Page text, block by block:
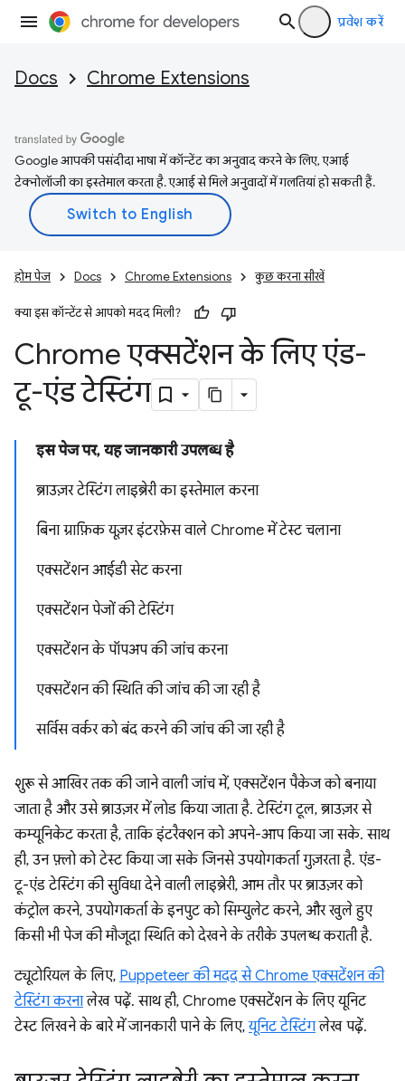
प्रवेश करें
Docs Chrome Extensions
Google आपकी पसंदीदा भाषा में कॉन्टेंट का अनुवाद करने के लिए, एआई
टेक्नोलॉजी का इस्तेमाल करता है. एआई से मिले अनुवादों में गलतियां हो सकती हैं.
होम पेज Docs Chrome Extensions कुछ करना सीखें
क्या इस कॉन्टेंट से आपको मदद मिली?
Chrome एक्सटेंशन के लिए एंड-
टू-एंड टेस्टिंग
इस पेज पर, यह जानकारी उपलब्ध है
ब्राउज़र टेस्टिंग लाइब्रेरी का इस्तेमाल करना
बिना ग्राफ़िक यूज़र इंटरफ़ेस वाले Chrome में टेस्ट चलाना
एक्सटेंशन आईडी सेट करना
एक्सटेंशन पेजों की टेस्टिंग
एक्सटेंशन के पॉपअप की जांच करना
एक्सटेंशन की स्थिति की जांच की जा रही है
सर्विस वर्कर को बंद करने की जांच की जा रही है
शुरू से आखिर तक की जाने वाली जांच में, एक्सटेंशन पैकेज को बनाया
जाता है और उसे ब्राउज़र में लोड किया जाता है. टेस्टिंग टूल, ब्राउज़र से
कम्यूनिकेट करता है, ताकि इंटरैक्शन को अपने-आप किया जा सके. साथ
ही, उन फ़्लो को टेस्ट किया जा सके जिनसे उपयोगकर्ता गुज़रता है. एंड-
टू-एंड टेस्टिंग की सुविधा देने वाली लाइब्रेरी, आम तौर पर ब्राउज़र को
कंट्रोल करने, उपयोगकर्ता के इनपुट को सिम्युलेट करने, और खुले हुए
किसी भी पेज की मौजूदा स्थिति को देखने के तरीके उपलब्ध कराती है.
ट्यूटोरियल के लिए, Puppeteer की मदद से Chrome एक्सटेंशन की
टेस्टिंग करनालेख पढ़ें. साथ ही, Chrome एक्सटेंशन के लिए यूनिट
टेस्ट लिखने के बारे में जानकारी पाने के लिए,यूनिट टेस्टिंगलेख पढ़ें.